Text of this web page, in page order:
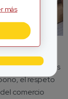
más
prácticas
de
de los recursos
el respeto
comercio